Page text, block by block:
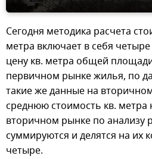
Сегодня методика расчета
метра включает в себя
цену кв. метра общей
первичном рынке жилья, по
такие же данные на
среднюю стоимость кв.
вторичном рынке по анализу
суммируются и делятся на их
четыре.